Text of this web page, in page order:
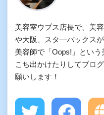
美容室ウプス店長で、美
や大阪、スタ―バックス
美容師で「Oops!」とい
こち出かけたりしてブロ
願いします！